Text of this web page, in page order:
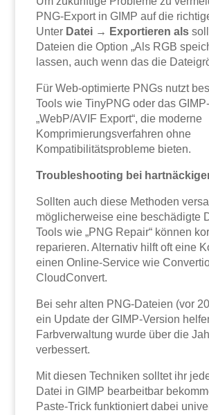
PNG-Export in GIMP auf die
Unter Datei → Exportieren als
Dateien die Option „Als RGB
lassen, auch wenn das die
Für Web-optimierte PNGs nutzt
Tools wie TinyPNG oder das
„WebP/AVIF Export“, die moderne
Komprimierungsverfahren ohne
Kompatibilitätsprobleme bieten.
Troubleshooting bei
Sollten auch diese Methoden
möglicherweise eine beschädigte
Tools wie „PNG Repair“ können
reparieren. Alternativ hilft oft eine
einen Online-Service wie
CloudConvert.
Bei sehr alten PNG-Dateien (vor
ein Update der GIMP-Version
Farbverwaltung wurde über die
verbessert.
Mit diesen Techniken solltet ihr
Datei in GIMP bearbeitbar
Paste-Trick funktioniert dabei